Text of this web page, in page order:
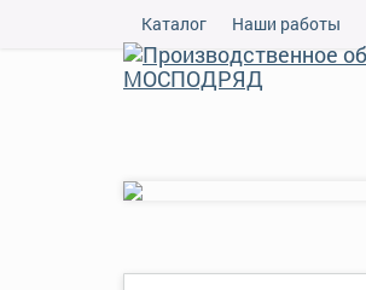
Каталог Наши работы